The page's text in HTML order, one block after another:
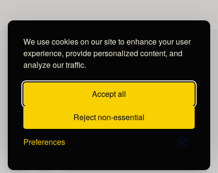
We use cookies on our site to enhance your user
experience, provide personalized content, and
analyze our traffic.
Accept all
Reject non-essential
Preferences
MAYA MEDIA GROUP
Ubicados en Tegucigalpa - Honduras.